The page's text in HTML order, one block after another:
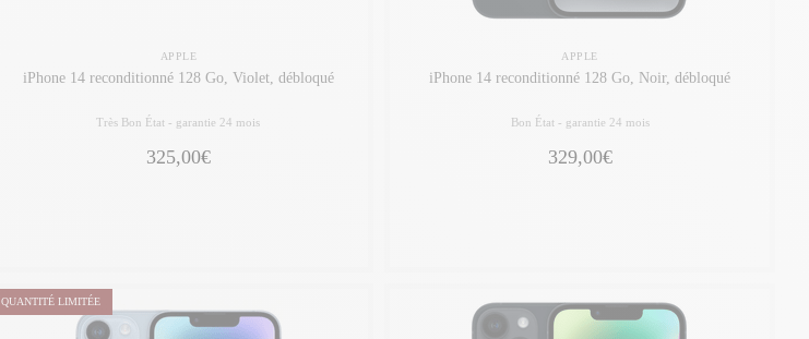
APPLE
iPhone 14 reconditionné 128 Go, Violet, débloqué
Très Bon État - garantie 24 mois
325,00€
APPLE
iPhone 14 reconditionné 128 Go, Noir, débloqué
Bon État - garantie 24 mois
329,00€
QUANTITÉ LIMITÉE